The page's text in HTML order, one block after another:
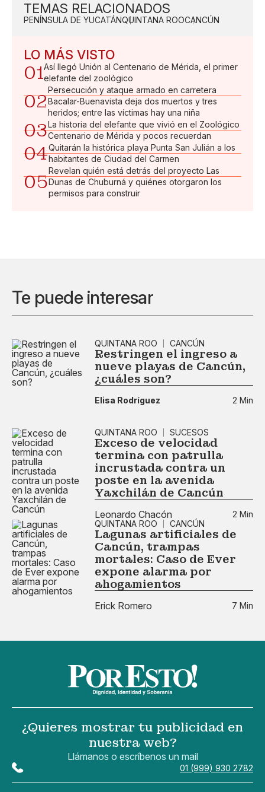
TEMAS RELACIONADOS
PENÍNSULA DE YUCATÁNQUINTANA ROOCANCÚN
LO MÁS VISTO
01Así llegó Unión al Centenario de Mérida, el primer
elefante del zoológico
02
Persecución y ataque armado en carretera
Bacalar-Buenavista deja dos muertos y tres
heridos; entre las víctimas hay una niña
03La historia del elefante que vivió en el Zoológico
Centenario de Mérida y pocos recuerdan
04Quitarán la histórica playa Punta San Julián a los
habitantes de Ciudad del Carmen
05
Revelan quién está detrás del proyecto Las
Dunas de Chuburná y quiénes otorgaron los
permisos para construir
Te puede interesar
QUINTANA ROO CANCÚN
Restringen el ingreso a
nueve playas de Cancún,
¿cuáles son?
Elisa Rodríguez 2 Min
QUINTANA ROO SUCESOS
Exceso de velocidad
termina con patrulla
incrustada contra un
poste en la avenida
Yaxchilán de Cancún
Leonardo Chacón
2 Min
QUINTANA ROO
CANCÚN
Lagunas artificiales de
Cancún, trampas
mortales: Caso de Ever
expone alarma por
ahogamientos
Erick Romero 7 Min
¿Quieres mostrar tu publicidad en
nuestra web?
Llámanos o escríbenos un mail
01 (999) 930 2782